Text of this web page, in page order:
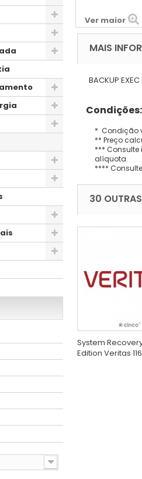
Ver maior
MAIS
BACKUP
Condições:
* Condição
** Preço
*** Consulte
alíquota.
****
30
System
Edition Veritas